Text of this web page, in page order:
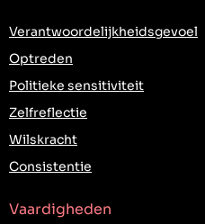
Verantwoordelijkheidsgevoel
Optreden
Politieke sensitiviteit
Zelfreflectie
Wilskracht
Consistentie
Vaardigheden